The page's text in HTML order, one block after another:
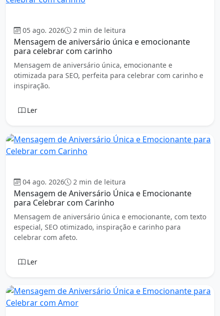
05 ago. 2026 2 min de leitura
Mensagem de aniversário única e emocionante
para celebrar com carinho
Mensagem de aniversário única, emocionante e
otimizada para SEO, perfeita para celebrar com carinho e
inspiração.
Ler
04 ago. 2026 2 min de leitura
Mensagem de Aniversário Única e Emocionante
para Celebrar com Carinho
Mensagem de aniversário única e emocionante, com texto
especial, SEO otimizado, inspiração e carinho para
celebrar com afeto.
Ler